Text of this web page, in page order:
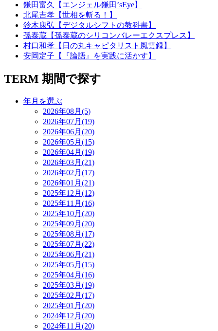
鎌田富久【エンジェル鎌田’sEye】
北尾吉孝【世相を斬る！】
鈴木康弘【デジタルシフトの教科書】
孫泰蔵【孫泰蔵のシリコンバレーエクスプレス】
村口和孝【日の丸キャピタリスト風雲録】
安岡定子【『論語』を実践に活かす】
TERM 期間で探す
年月を選ぶ
2026年08月(5)
2026年07月(19)
2026年06月(20)
2026年05月(15)
2026年04月(19)
2026年03月(21)
2026年02月(17)
2026年01月(21)
2025年12月(12)
2025年11月(16)
2025年10月(20)
2025年09月(20)
2025年08月(17)
2025年07月(22)
2025年06月(21)
2025年05月(15)
2025年04月(16)
2025年03月(19)
2025年02月(17)
2025年01月(20)
2024年12月(20)
2024年11月(20)